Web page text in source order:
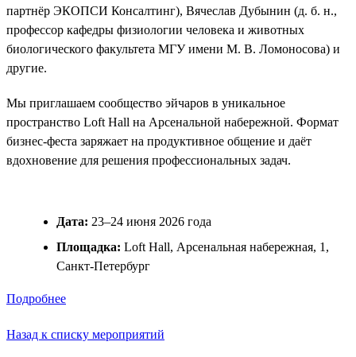
партнёр ЭКОПСИ Консалтинг), Вячеслав Дубынин (д. б. н.,
профессор кафедры физиологии человека и животных
биологического факультета МГУ имени М. В. Ломоносова) и
другие.
Мы приглашаем сообщество эйчаров в уникальное
пространство Loft Hall на Арсенальной набережной. Формат
бизнес-феста заряжает на продуктивное общение и даёт
вдохновение для решения профессиональных задач.
Дата: 23–24 июня 2026 года
Площадка: Loft Hall, Арсенальная набережная, 1,
Санкт-Петербург
Подробнее
Назад к списку мероприятий